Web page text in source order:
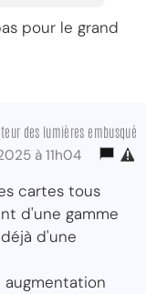
pour le grand
des lumières embusqué
à 11h04
cartes tous
d'une gamme
d'une
augmentation